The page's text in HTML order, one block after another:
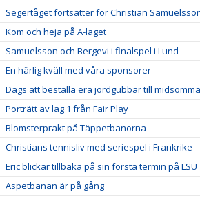
Segertåget fortsätter för Christian
Kom och heja på A-laget
Samuelsson och Bergevi i finalspel i Lund
En härlig kväll med våra sponsorer
Dags att beställa era jordgubbar till
Porträtt av lag 1 från Fair Play
Blomsterprakt på Täppetbanorna
Christians tennisliv med seriespel i Frankrike
Eric blickar tillbaka på sin första termin på LSU
Äspetbanan är på gång